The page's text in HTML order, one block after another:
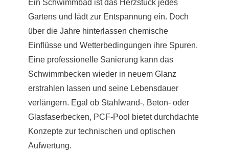
Ein Schwimmbad ist das Herzstück jedes
Gartens und lädt zur Entspannung ein. Doch
über die Jahre hinterlassen chemische
Einflüsse und Wetterbedingungen ihre Spuren.
Eine professionelle Sanierung kann das
Schwimmbecken wieder in neuem Glanz
erstrahlen lassen und seine Lebensdauer
verlängern. Egal ob Stahlwand-, Beton- oder
Glasfaserbecken, PCF-Pool bietet durchdachte
Konzepte zur technischen und optischen
Aufwertung.